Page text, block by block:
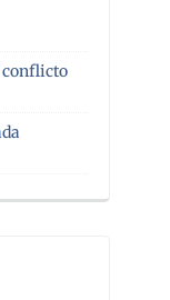
conflicto